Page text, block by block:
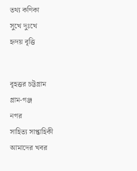
তথ্য কণিকা
সুখে দুঃখে
হৃদয় বৃত্তি
বৃহত্তর চট্টগ্রাম
গ্রাম-গঞ্জ
নগর
সাহিত্য সাপ্তাহিকী
আমাদের খবর